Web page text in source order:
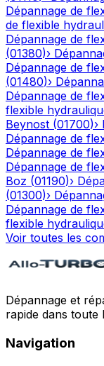
Dépannage de
de flexible
Dépannage de
(01380)›
Dépannage de
(01480)›
Dépannage de
flexible
Beynost (01700)›
Dépannage de
Dépannage de
Dépannage de
Boz (01190)›
(01300)›
Dépannage de
flexible
Voir toutes les
Dépannage et
rapide dans
Navigation